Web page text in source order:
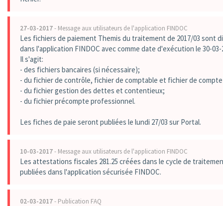
27-03-2017- Message aux utilisateurs de l'application FINDOC
Les fichiers de paiement Themis du traitement de 2017/03 sont
dans l'application FINDOC avec comme date d'exécution le 30-03-
Il s'agit:
- des fichiers bancaires (si nécessaire);
- du fichier de contrôle, fichier de comptable et fichier de
- du fichier gestion des dettes et contentieux;
- du fichier précompte professionnel.
Les fiches de paie seront publiées le lundi 27/03 sur Portal.
10-03-2017- Message aux utilisateurs de l'application FINDOC
Les attestations fiscales 281.25 créées dans le cycle de
publiées dans l'application sécurisée FINDOC.
02-03-2017- Publication FAQ